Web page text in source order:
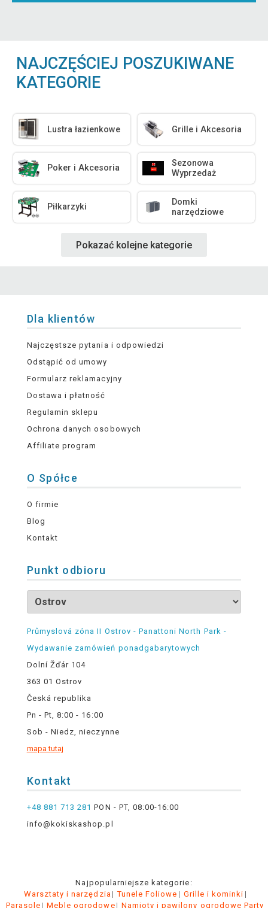
NAJCZĘŚCIEJ POSZUKIWANE
KATEGORIE
Lustra łazienkowe Grille i Akcesoria
Poker i Akcesoria
Sezonowa
Wyprzedaż
Piłkarzyki
Domki
narzędziowe
Pokazać kolejne kategorie
Dla klientów
Najczęstsze pytania i odpowiedzi
Odstąpić od umowy
Formularz reklamacyjny
Dostawa i płatność
Regulamin sklepu
Ochrona danych osobowych
Affiliate program
O Spółce
O firmie
Blog
Kontakt
Punkt odbioru
Průmyslová zóna II Ostrov - Panattoni North Park -
Wydawanie zamówień ponadgabarytowych
Dolní Žďár 104
363 01 Ostrov
Česká republika
Pn - Pt, 8:00 - 16:00
Sob - Niedz, nieczynne
mapa tutaj
Kontakt
+48 881 713 281 PON - PT, 08:00-16:00
info@kokiskashop.pl
Najpopularniejsze kategorie:
Warsztaty i narzędzia
Tunele Foliowe
Grille i kominki
Parasole
Meble ogrodowe Namioty i pawilony ogrodowe Party